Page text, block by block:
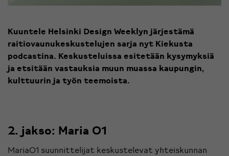
Kuuntele Helsinki Design Weeklyn järjestämä
raitiovaunukeskustelujen sarja nyt Kiekusta
podcastina. Keskusteluissa esitetään kysymyksiä
ja etsitään vastauksia muun muassa kaupungin,
kulttuurin ja työn teemoista.
2. jakso: Maria 01
Maria01 suunnittelijat keskustelevat yhteiskunnan